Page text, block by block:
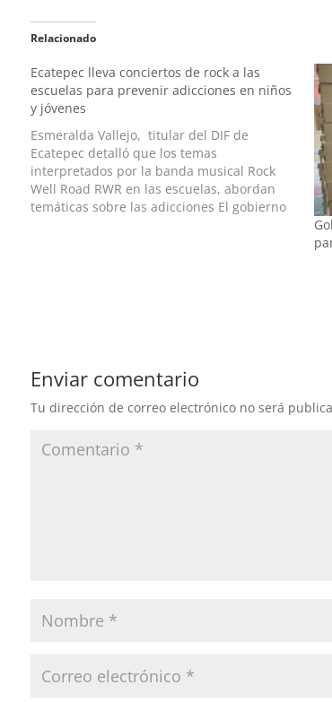
Relacionado
Ecatepec lleva conciertos de rock a las
escuelas para prevenir adicciones en niños
y jóvenes
Esmeralda Vallejo, titular del DIF de
Ecatepec detalló que los temas
interpretados por la banda musical Rock
Well Road RWR en las escuelas, abordan
temáticas sobre las adicciones El gobierno
Enviar comentario
Tu dirección de correo electrónico no será